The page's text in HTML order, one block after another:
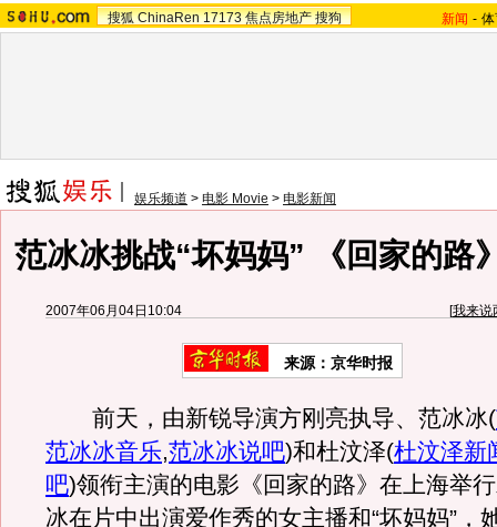
搜狐 ChinaRen 17173 焦点房地产 搜狗 新闻 -
娱乐频道 > 电影 Movie > 电影新闻
范冰冰挑战“坏妈妈” 《回家的路
2007年06月04日10:04 [我来说
来源：京华时报
前天，由新锐导演方刚亮执导、范冰冰(
范冰冰音乐,范冰冰说吧)和杜汶泽(杜汶泽新
吧)领衔主演的电影《回家的路》在上海举
冰在片中出演爱作秀的女主播和“坏妈妈”，